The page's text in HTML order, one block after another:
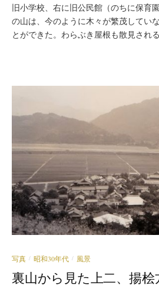
旧小学校、右に旧公民館（のちに保育
の山は、今のように木々が繁茂してい
とができた。わらぶき屋根も散見される
写真 / 昭和30年代 / 風景
裏山から見た上二、揚桧